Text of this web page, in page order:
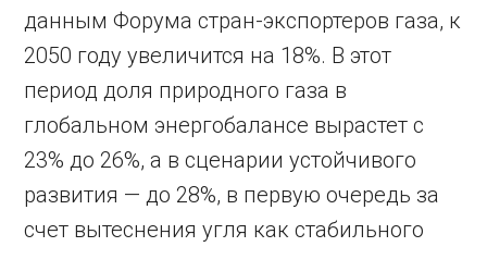
данным Форума стран-экспортеров газа, к
2050 году увеличится на 18%. В этот
период доля природного газа в
глобальном энергобалансе вырастет с
23% до 26%, а в сценарии устойчивого
развития — до 28%, в первую очередь за
счет вытеснения угля как стабильного